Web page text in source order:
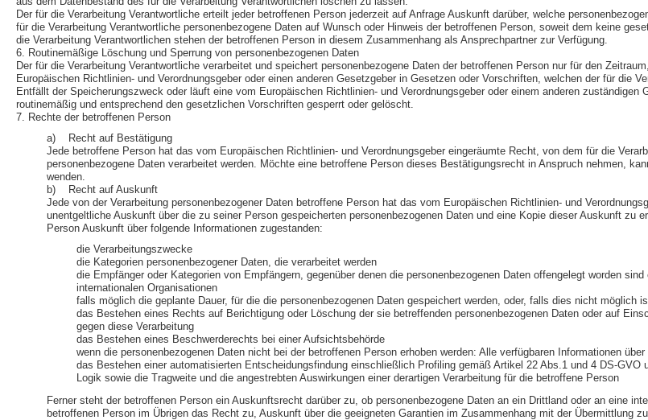
Der für die Verarbeitung Verantwortliche erteilt jeder betroffenen Person jederzeit auf Anfrage Auskunft darüber, welche
für die Verarbeitung Verantwortliche personenbezogene Daten auf Wunsch oder Hinweis der betroffenen Person, soweit dem keine
die Verarbeitung Verantwortlichen stehen der betroffenen Person in diesem Zusammenhang als Ansprechpartner zur Verfügung.
6. Routinemäßige Löschung und Sperrung von personenbezogenen Daten
Der für die Verarbeitung Verantwortliche verarbeitet und speichert personenbezogene Daten der betroffenen Person nur für den
Europäischen Richtlinien- und Verordnungsgeber oder einen anderen Gesetzgeber in Gesetzen oder Vorschriften, welchen der für die
Entfällt der Speicherungszweck oder läuft eine vom Europäischen Richtlinien- und Verordnungsgeber oder einem anderen
routinemäßig und entsprechend den gesetzlichen Vorschriften gesperrt oder gelöscht.
7. Rechte der betroffenen Person
a) Recht auf Bestätigung
Jede betroffene Person hat das vom Europäischen Richtlinien- und Verordnungsgeber eingeräumte Recht, von dem für die
personenbezogene Daten verarbeitet werden. Möchte eine betroffene Person dieses Bestätigungsrecht in Anspruch nehmen,
wenden.
b) Recht auf Auskunft
Jede von der Verarbeitung personenbezogener Daten betroffene Person hat das vom Europäischen Richtlinien- und
unentgeltliche Auskunft über die zu seiner Person gespeicherten personenbezogenen Daten und eine Kopie dieser Auskunft zu
Person Auskunft über folgende Informationen zugestanden:
die Verarbeitungszwecke
die Kategorien personenbezogener Daten, die verarbeitet werden
die Empfänger oder Kategorien von Empfängern, gegenüber denen die personenbezogenen Daten offengelegt worden
internationalen Organisationen
falls möglich die geplante Dauer, für die die personenbezogenen Daten gespeichert werden, oder, falls dies nicht möglich
das Bestehen eines Rechts auf Berichtigung oder Löschung der sie betreffenden personenbezogenen Daten oder auf
gegen diese Verarbeitung
das Bestehen eines Beschwerderechts bei einer Aufsichtsbehörde
wenn die personenbezogenen Daten nicht bei der betroffenen Person erhoben werden: Alle verfügbaren Informationen
das Bestehen einer automatisierten Entscheidungsfindung einschließlich Profiling gemäß Artikel 22 Abs.1 und 4 DS-
Logik sowie die Tragweite und die angestrebten Auswirkungen einer derartigen Verarbeitung für die betroffene Person
Ferner steht der betroffenen Person ein Auskunftsrecht darüber zu, ob personenbezogene Daten an ein Drittland oder an eine
betroffenen Person im Übrigen das Recht zu, Auskunft über die geeigneten Garantien im Zusammenhang mit der Übermittlung zu